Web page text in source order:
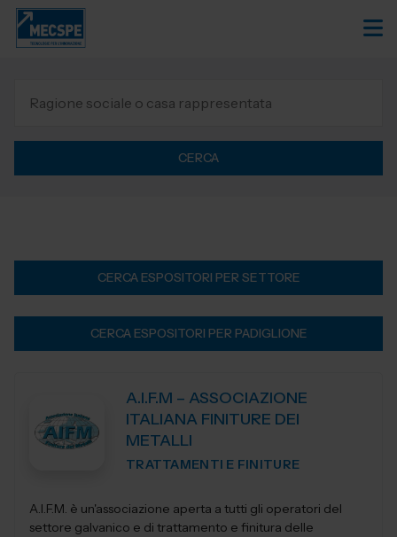
CERCA
CERCA ESPOSITORI PER SETTORE
CERCA ESPOSITORI PER PADIGLIONE
A.I.F.M – ASSOCIAZIONE
ITALIANA FINITURE DEI
METALLI
TRATTAMENTI E FINITURE
A.I.F.M. è un'associazione aperta a tutti gli operatori del
settore galvanico e di trattamento e finitura delle